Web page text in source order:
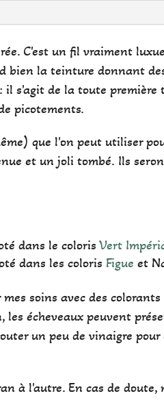
C'est un fil vraiment
la teinture donnant
s'agit de la toute première
picotements.
que l'on peut utiliser
et un joli tombé. Ils
dans le coloris Vert
dans les coloris Figue et
soins avec des
écheveaux peuvent
un peu de vinaigre
à l'autre. En cas de